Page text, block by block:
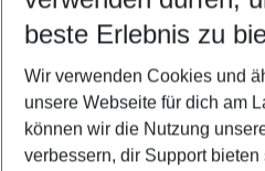
5-8
2 Erwachsene Keine Kinder
Mehr Filter
beste Erlebnis zu
Wir verwenden Cookies und
unsere Webseite für dich am
können wir die Nutzung
verbessern, dir Support